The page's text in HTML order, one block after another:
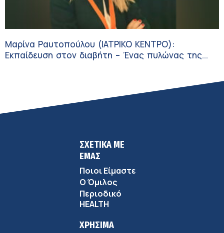
Μαρίνα Ραυτοπούλου (ΙΑΤΡΙΚΟ ΚΕΝΤΡΟ):
Εκπαίδευση στον διαβήτη – Ένας πυλώνας της
ΣΧΕΤΙΚΑ ΜΕ
ΕΜΑΣ
Ποιοι Είμαστε
Ο Όμιλος
Περιοδικό
HEALTH
ΧΡΗΣΙΜΑ